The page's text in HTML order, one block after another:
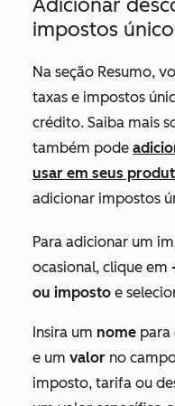
Adicionar
impostos
Na seção Resumo,
taxas e impostos
crédito. Saiba mais
também pode
usar em seus
adicionar impostos
Para adicionar um
ocasional, clique em
ou imposto e
Insira um nome para
e um valor no
imposto, tarifa ou